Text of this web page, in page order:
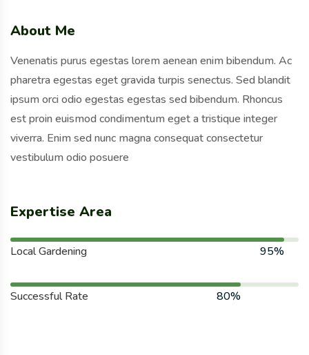
About Me
Venenatis purus egestas lorem aenean enim bibendum. Ac
pharetra egestas eget gravida turpis senectus. Sed blandit
ipsum orci odio egestas egestas sed bibendum. Rhoncus
est proin euismod condimentum eget a tristique integer
viverra. Enim sed nunc magna consequat consectetur
vestibulum odio posuere
Expertise Area
Local Gardening 95%
Successful Rate 80%